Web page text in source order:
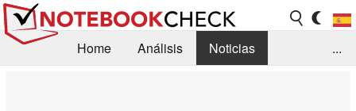
Home Análisis
Noticias
...